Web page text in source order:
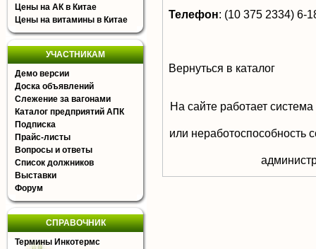
Цены на АК в Китае
Цены на витамины в Китае
УЧАСТНИКАМ
Демо версии
Доска объявлений
Слежение за вагонами
Каталог предприятий АПК
Подписка
Прайс-листы
Вопросы и ответы
Список должников
Выставки
Форум
СПРАВОЧНИК
Термины Инкотермс
Телефон: (10 375 2334) 6-
Вернуться в каталог
На сайте работает
или неработоспособность